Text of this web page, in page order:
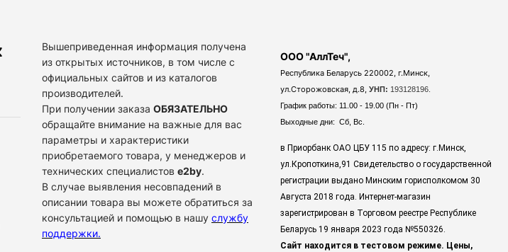
Вышеприведенная информация получена
из открытых источников, в том числе с
официальных сайтов и из каталогов
производителей.
При получении заказа ОБЯЗАТЕЛЬНО
обращайте внимание на важные для вас
параметры и характеристики
приобретаемого товара, у менеджеров и
технических специалистов e2by.
В случае выявления несовпадений в
описании товара вы можете обратиться за
консультацией и помощью в нашу службу
поддержки.
ООО "АллТеч",
Республика Беларусь 220002, г.Минск,
ул.Сторожовская, д.8, УНП: 193128196.
График работы: 11.00 - 19.00 (Пн - Пт)
Выходные дни: Сб, Вс.
в Приорбанк ОАО ЦБУ 115 по адресу: г.Минск,
ул.Кропоткина,91 Свидетельство о государственной
регистрации выдано Минским горисполкомом 30
Августа 2018 года. Интернет-магазин
зарегистрирован в Торговом реестре Республике
Беларусь 19 января 2023 года №550326.
Сайт находится в тестовом режиме. Цены,